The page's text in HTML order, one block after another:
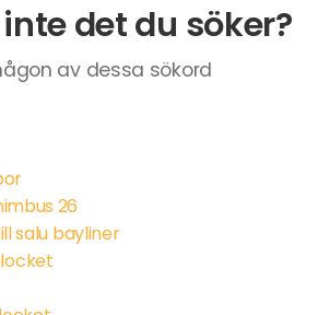
det du söker?
av dessa sökord
26
salu bayliner